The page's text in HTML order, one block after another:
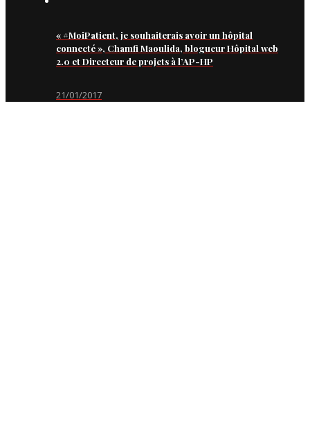
« #MoiPatient, je souhaiterais avoir un hôpital
connecté », Chamfi Maoulida, blogueur Hôpital web
2.0 et Directeur de projets à l’AP-HP
21/01/2017